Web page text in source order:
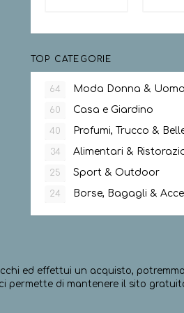
TOP CATEGORIE
64 Moda Donna & Uomo
60 Casa e Giardino
40 Profumi, Trucco &
34 Alimentari &
25 Sport & Outdoor
24 Borse, Bagagli &
ed effettui un acquisto, potremmo
permette di mantenere il sito